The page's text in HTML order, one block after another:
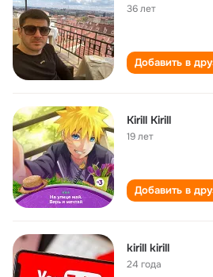
36 лет
Добавить в
Kirill Kirill
19 лет
Добавить в
kirill kirill
24 года